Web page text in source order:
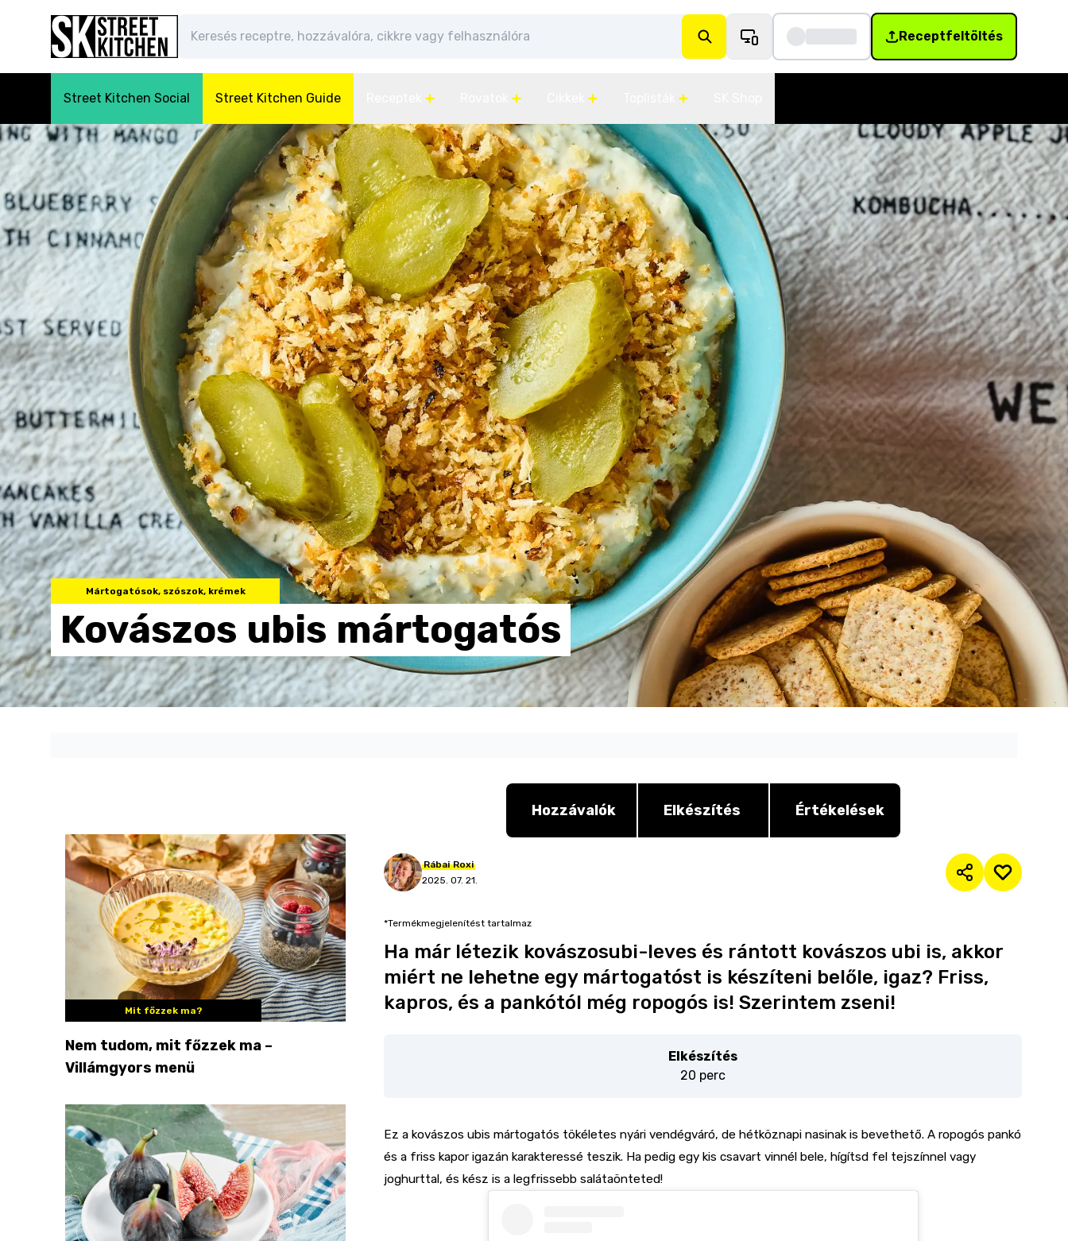
Receptfeltöltés
Street Kitchen Social Street Kitchen Guide
Mártogatósok, szószok, krémek
Kovászos ubis mártogatós
Mit főzzek ma?
Nem tudom, mit főzzek ma –
Villámgyors menü
Hozzávalók Elkészítés Értékelések
Rábai Roxi
2025. 07. 21.
*Termékmegjelenítést tartalmaz
Ha már létezik kovászosubi-leves és rántott kovászos ubi is, akkor
miért ne lehetne egy mártogatóst is készíteni belőle, igaz? Friss,
kapros, és a pankótól még ropogós is! Szerintem zseni!
Elkészítés
20 perc
Ez a kovászos ubis mártogatós tökéletes nyári vendégváró, de hétköznapi nasinak is bevethető. A ropogós pankó
és a friss kapor igazán karakteressé teszik. Ha pedig egy kis csavart vinnél bele, hígítsd fel tejszínnel vagy
joghurttal, és kész is a legfrissebb salátaönteted!